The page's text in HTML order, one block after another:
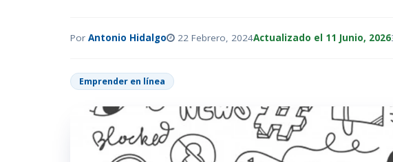
Por Antonio Hidalgo 22 Febrero, 2024Actualizado el 11 Junio, 2026
Emprender en línea